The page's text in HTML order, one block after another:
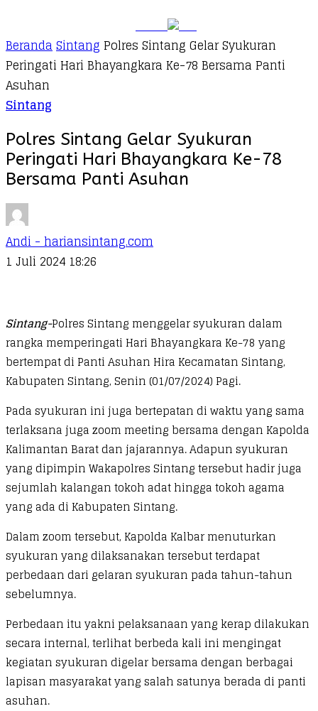
BerandaSintang Polres Sintang Gelar Syukuran
Peringati Hari Bhayangkara Ke-78 Bersama Panti
Asuhan
Sintang
Polres Sintang Gelar Syukuran
Peringati Hari Bhayangkara Ke-78
Bersama Panti Asuhan
Andi - hariansintang.com
1 Juli 2024 18:26
Sintang-Polres Sintang menggelar syukuran dalam
rangka memperingati Hari Bhayangkara Ke-78 yang
bertempat di Panti Asuhan Hira Kecamatan Sintang,
Kabupaten Sintang, Senin (01/07/2024) Pagi.
Pada syukuran ini juga bertepatan di waktu yang sama
terlaksana juga zoom meeting bersama dengan Kapolda
Kalimantan Barat dan jajarannya. Adapun syukuran
yang dipimpin Wakapolres Sintang tersebut hadir juga
sejumlah kalangan tokoh adat hingga tokoh agama
yang ada di Kabupaten Sintang.
Dalam zoom tersebut, Kapolda Kalbar menuturkan
syukuran yang dilaksanakan tersebut terdapat
perbedaan dari gelaran syukuran pada tahun-tahun
sebelumnya.
Perbedaan itu yakni pelaksanaan yang kerap dilakukan
secara internal, terlihat berbeda kali ini mengingat
kegiatan syukuran digelar bersama dengan berbagai
lapisan masyarakat yang salah satunya berada di panti
asuhan.